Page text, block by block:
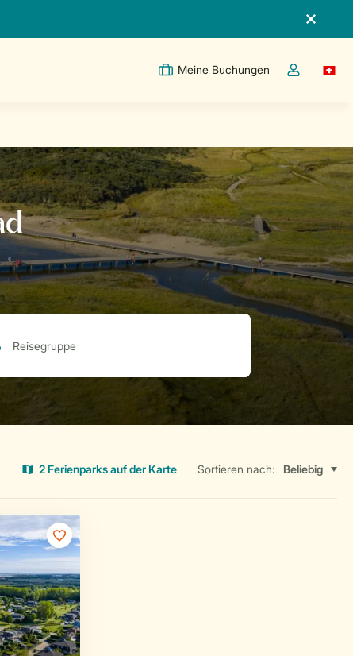
Meine Buchungen
Dropdown-
2 Ferienparks auf der Karte Sortieren nach: